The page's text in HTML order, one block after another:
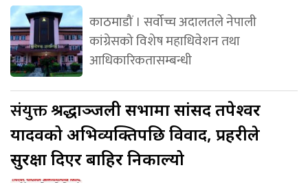
काठमाडौं । सर्वोच्च अदालतले नेपाली
कांग्रेसको विशेष महाधिवेशन तथा
आधिकारिकतासम्बन्धी
संयुक्तश्रद्धाञ्जली सभामा सांसद तपेश्वर
यादवको अभिव्यक्तिपछि विवाद, प्रहरीले
सुरक्षा दिएर बाहिर निकाल्यो